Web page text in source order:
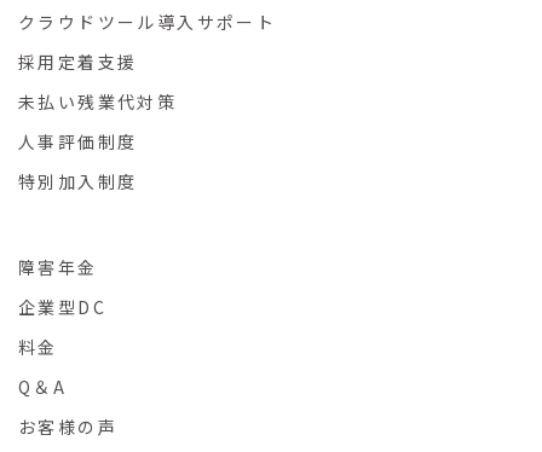
クラウドツール導入サポート
採用定着支援
未払い残業代対策
人事評価制度
特別加入制度
障害年金
企業型DC
料金
Q＆A
お客様の声